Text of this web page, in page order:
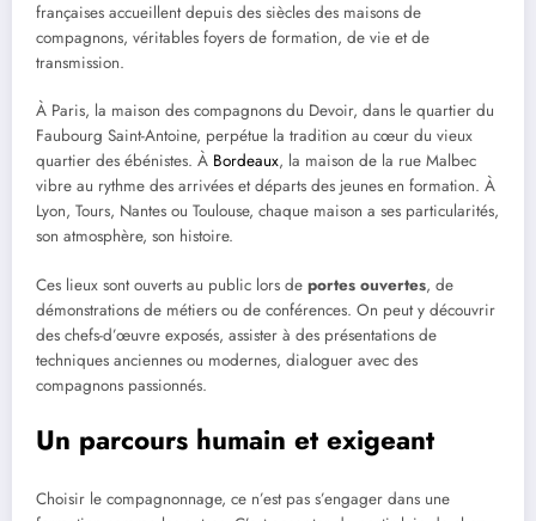
françaises accueillent depuis des siècles des maisons de
compagnons, véritables foyers de formation, de vie et de
transmission.
À Paris, la maison des compagnons du Devoir, dans le quartier du
Faubourg Saint-Antoine, perpétue la tradition au cœur du vieux
quartier des ébénistes. À Bordeaux, la maison de la rue Malbec
vibre au rythme des arrivées et départs des jeunes en formation. À
Lyon, Tours, Nantes ou Toulouse, chaque maison a ses particularités,
son atmosphère, son histoire.
Ces lieux sont ouverts au public lors de portes ouvertes, de
démonstrations de métiers ou de conférences. On peut y découvrir
des chefs-d’œuvre exposés, assister à des présentations de
techniques anciennes ou modernes, dialoguer avec des
compagnons passionnés.
Un parcours humain et exigeant
Choisir le compagnonnage, ce n’est pas s’engager dans une